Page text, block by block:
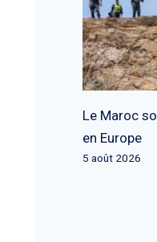
Le Maroc
en Europe
5 août 2026